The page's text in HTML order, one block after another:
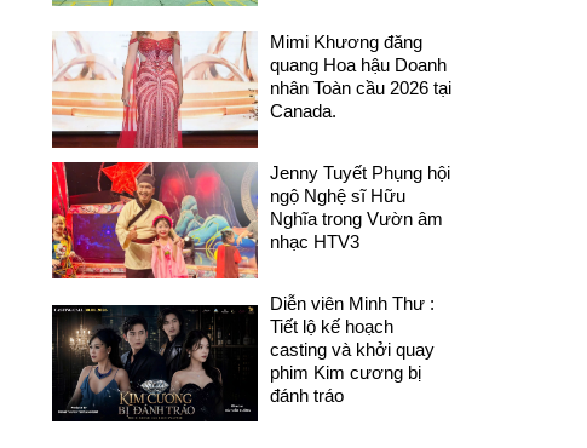
Mimi Khương đăng
quang Hoa hậu Doanh
nhân Toàn cầu 2026 tại
Canada.
Jenny Tuyết Phụng hội
ngộ Nghệ sĩ Hữu
Nghĩa trong Vườn âm
nhạc HTV3
Diễn viên Minh Thư :
Tiết lộ kế hoạch
casting và khởi quay
phim Kim cương bị
đánh tráo